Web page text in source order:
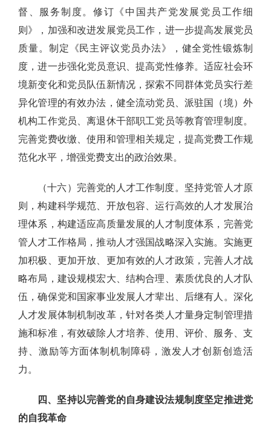
督、服务制度。修订《中国共产党发展党员工作细
则》，加强和改进发展党员工作，进一步提高发展党员
质量。制定《民主评议党员办法》，健全党性锻炼制
度，进一步强化党员意识、提高党性修养。适应社会环
境新变化和党员队伍新情况，探索不同群体党员实行差
异化管理的有效办法，健全流动党员、派驻国（境）外
机构工作党员、离退休干部职工党员等教育管理制度。
完善党费收缴、使用和管理相关规定，提高党费工作规
范化水平，增强党费支出的政治效果。
（十六）完善党的人才工作制度。坚持党管人才原
则，构建科学规范、开放包容、运行高效的人才发展治
理体系，构建适应高质量发展的人才制度体系，完善党
管人才工作格局，推动人才强国战略深入实施。实施更
加积极、更加开放、更加有效的人才政策，完善人才战
略布局，建设规模宏大、结构合理、素质优良的人才队
伍，确保党和国家事业发展人才辈出、后继有人。深化
人才发展体制机制改革，针对各类人才量身定制管理措
施和标准，有效破除人才培养、使用、评价、服务、支
持、激励等方面体制机制障碍，激发人才创新创造活
力。
四、坚持以完善党的自身建设法规制度坚定推进党
的自我革命